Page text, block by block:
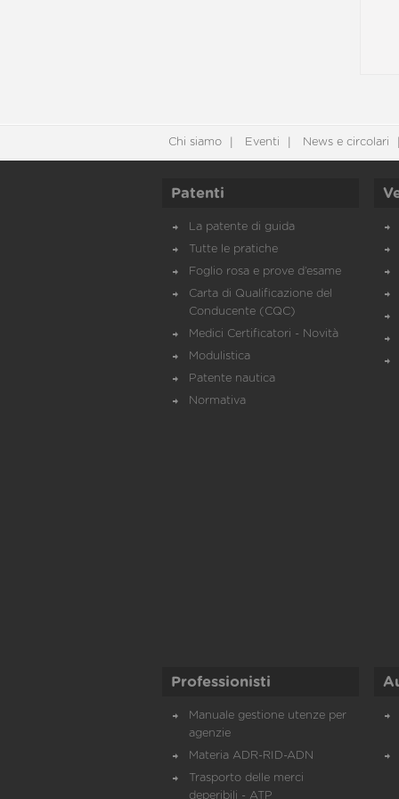
Chi siamo Eventi News e circolari
Patenti
La patente di guida
Tutte le pratiche
Foglio rosa e prove d’esame
Carta di Qualificazione del
Conducente (CQC)
Medici Certificatori - Novità
Modulistica
Patente nautica
Normativa
Professionisti
Manuale gestione utenze per
agenzie
Materia ADR-RID-ADN
Trasporto delle merci
deperibili - ATP